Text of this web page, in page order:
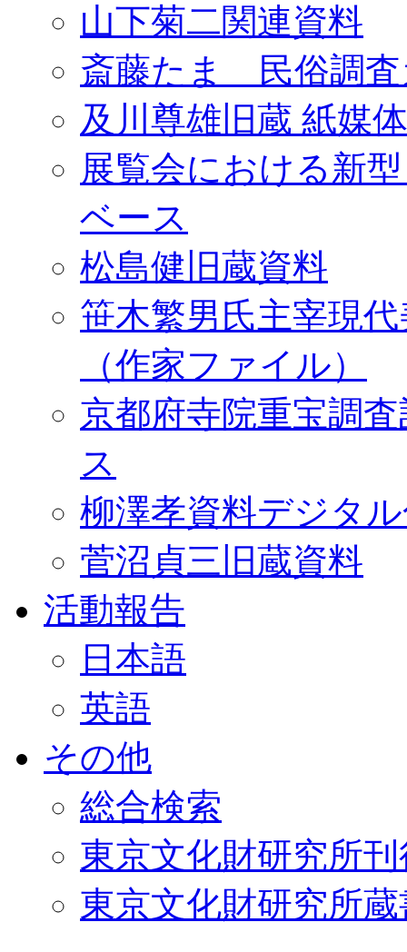
山下菊二関連資料
斎藤たま 民俗調査
及川尊雄旧蔵 紙媒
展覧会における新
ベース
松島健旧蔵資料
笹木繁男氏主宰現
（作家ファイル）
京都府寺院重宝調
ス
柳澤孝資料デジタ
菅沼貞三旧蔵資料
活動報告
日本語
英語
その他
総合検索
東京文化財研究所
東京文化財研究所